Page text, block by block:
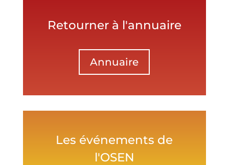
Retourner à l'annuaire
Annuaire
Les événements de
l'OSEN